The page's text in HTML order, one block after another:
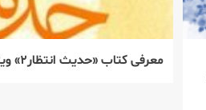
معرفی كتاب «حدیث انتظار۲» ویژه نهم ربیع الاول